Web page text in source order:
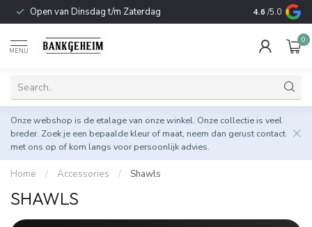
Open van Dinsdag t/m Zaterdag Duurzame &
4.6 /5.0
MENU
0
Onze webshop is de etalage van onze winkel. Onze collectie is veel
breder. Zoek je een bepaalde kleur of maat, neem dan gerust contact
met ons op of kom langs voor persoonlijk advies.
Home / Accessories / Shawls
SHAWLS